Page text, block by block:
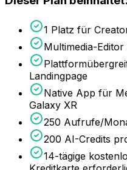
1 Platz für
Multimedia-
Landingpage
Native App für
Galaxy XR
250 Aufrufe/
200 AI-Credits
14-tägige